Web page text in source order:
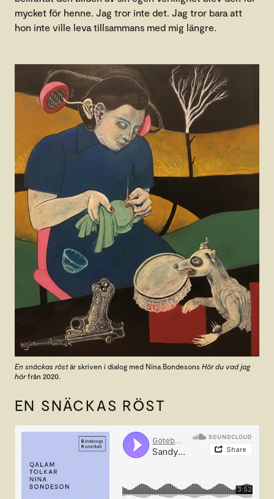
mycket för henne. Jag tror inte det. Jag tror bara att
hon inte ville leva tillsammans med mig längre.
En snäckas röstär skriven i dialog med Nina Bondesons Hör du vad jag
hörfrån 2020.
EN SNÄCKAS RÖST